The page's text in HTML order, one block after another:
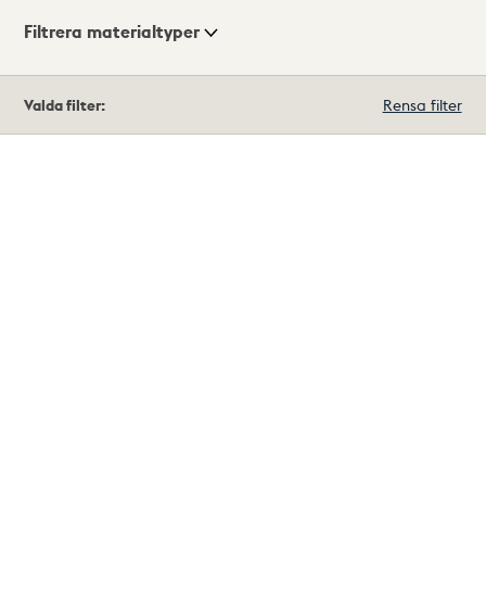
Visningsläge
Filtrera materialtyper
träffar
Valda filter: Rensa filter